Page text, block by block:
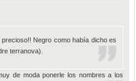
Negro como había dicho es
terranova).
de moda ponerle los nombres a los